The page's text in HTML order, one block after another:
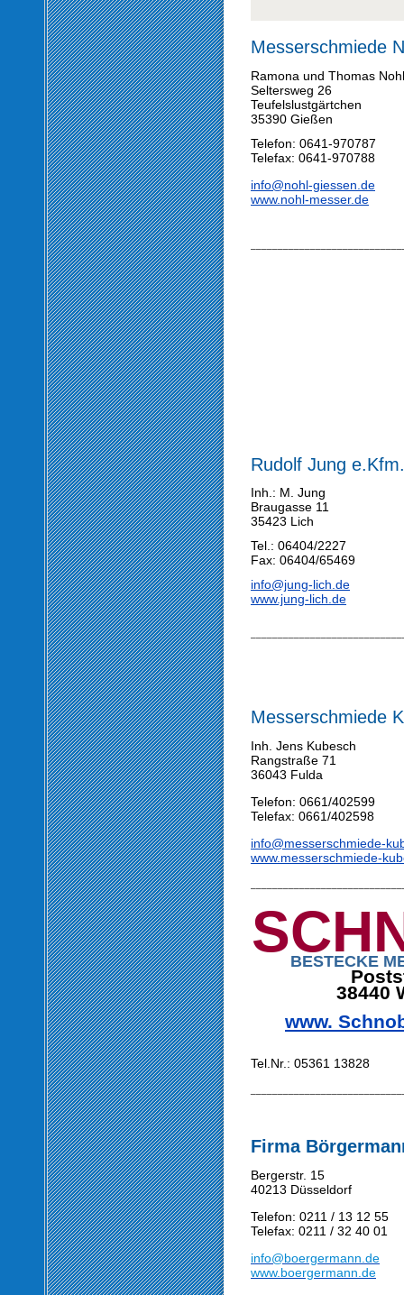
Messerschmiede
Ramona und Thomas Nohl
Seltersweg 26
Teufelslustgärtchen
35390 Gießen
Telefon: 0641-970787
Telefax: 0641-970788
info@nohl-giessen.de
www.nohl-messer.de
Rudolf Jung e.Kfm.
Inh.: M. Jung
Braugasse 11
35423 Lich
Tel.: 06404/2227
Fax: 06404/65469
info@jung-lich.de
www.jung-lich.de
Messerschmiede
Inh. Jens Kubesch
Rangstraße 71
36043 Fulda
Telefon: 0661/402599
Telefax: 0661/402598
info@messerschmiede-
www.messerschmiede-
SBESTECKE
38440
www.
Tel.Nr.: 05361 13828
Firma
Bergerstr. 15
40213 Düsseldorf
Telefon: 0211 / 13 12 55
Telefax: 0211 / 32 40 01
info@boergermann.de
www.boergermann.de